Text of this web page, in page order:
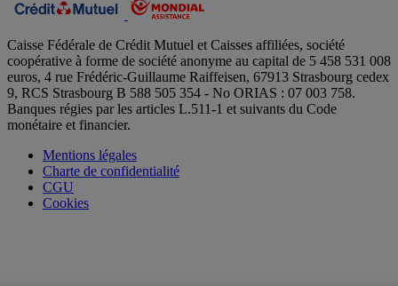
Caisse Fédérale de Crédit Mutuel et Caisses affiliées, société
coopérative à forme de société anonyme au capital de 5 458 531 008
euros, 4 rue Frédéric-Guillaume Raiffeisen, 67913 Strasbourg cedex
9, RCS Strasbourg B 588 505 354 - No ORIAS : 07 003 758.
Banques régies par les articles L.511-1 et suivants du Code
monétaire et financier.
Mentions légales
Charte de confidentialité
CGU
Cookies